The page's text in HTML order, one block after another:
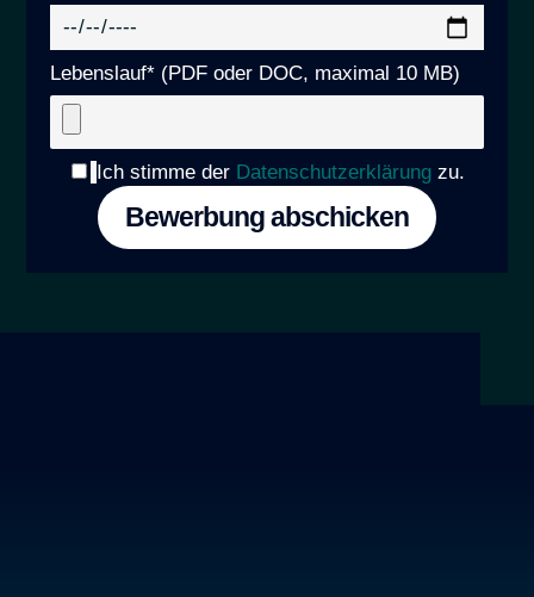
leer.
Lebenslauf* (PDF oder DOC, maximal 10 MB)
Ich stimme der Datenschutzerklärung zu.
Bewerbung abschicken